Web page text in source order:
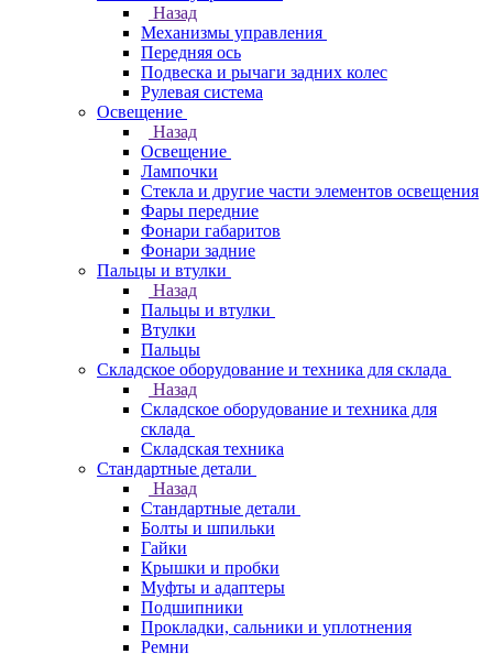
Назад
Механизмы управления
Передняя ось
Подвеска и рычаги задних колес
Рулевая система
Освещение
Назад
Освещение
Лампочки
Стекла и другие части элементов освещения
Фары передние
Фонари габаритов
Фонари задние
Пальцы и втулки
Назад
Пальцы и втулки
Втулки
Пальцы
Складское оборудование и техника для склада
Назад
Складское оборудование и техника для
склада
Складская техника
Стандартные детали
Назад
Стандартные детали
Болты и шпильки
Гайки
Крышки и пробки
Муфты и адаптеры
Подшипники
Прокладки, сальники и уплотнения
Ремни